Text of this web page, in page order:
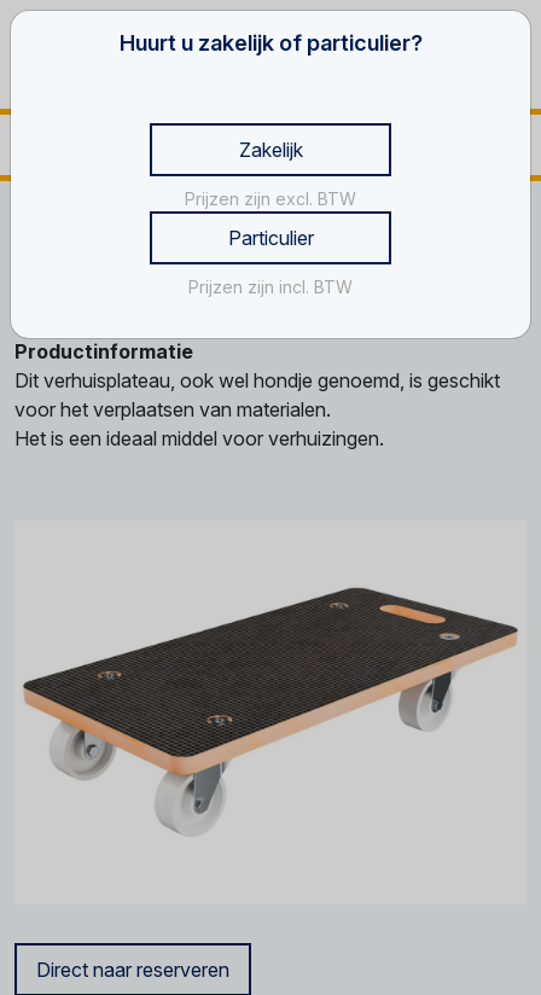
Gereedschappen Thuisklussen Verhuisplateau
Verhuisplateau
Productinformatie
Dit verhuisplateau, ook wel hondje genoemd, is geschikt
voor het verplaatsen van materialen.
Het is een ideaal middel voor verhuizingen.
Direct naar reserveren
Huurt u zakelijk of particulier?
Zakelijk
Prijzen zijn excl. BTW
Particulier
Prijzen zijn incl. BTW